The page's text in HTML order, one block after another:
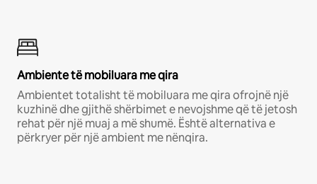
Ambiente të mobiluara me qira
Ambientet totalisht të mobiluara me qira ofrojnë një
kuzhinë dhe gjithë shërbimet e nevojshme që të jetosh
rehat për një muaj a më shumë. Është alternativa e
përkryer për një ambient me nënqira.